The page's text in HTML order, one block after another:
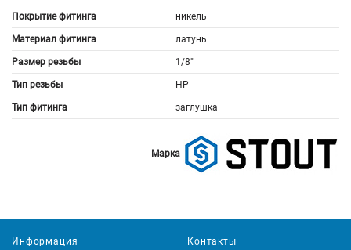
Покрытие фитинга никель
Материал фитинга латунь
Размер резьбы 1/8"
Тип резьбы НР
Тип фитинга заглушка
Марка
Информация Контакты